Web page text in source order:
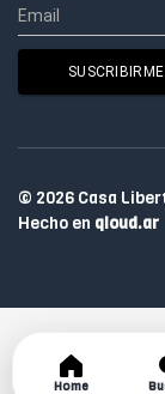
© 2026 Casa
Hecho en qloud.ar
Home